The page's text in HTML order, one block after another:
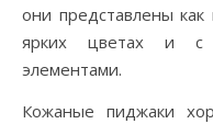
они представлены как
ярких цветах и с
элементами.
Кожаные пиджаки